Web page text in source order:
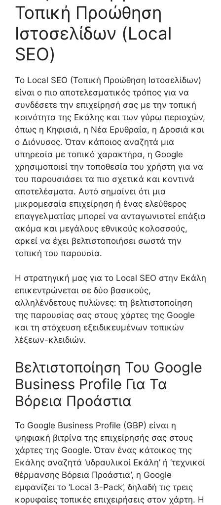
Τοπική Προώθηση
Ιστοσελίδων (Local
SEO)
Το Local SEO (Τοπική Προώθηση Ιστοσελίδων)
είναι ο πιο αποτελεσματικός τρόπος για να
συνδέσετε την επιχείρησή σας με την τοπική
κοινότητα της Εκάλης και των γύρω περιοχών,
όπως η Κηφισιά, η Νέα Ερυθραία, η Δροσιά και
ο Διόνυσος. Όταν κάποιος αναζητά μια
υπηρεσία με τοπικό χαρακτήρα, η Google
χρησιμοποιεί την τοποθεσία του χρήστη για να
του παρουσιάσει τα πιο σχετικά και κοντινά
αποτελέσματα. Αυτό σημαίνει ότι μια
μικρομεσαία επιχείρηση ή ένας ελεύθερος
επαγγελματίας μπορεί να ανταγωνιστεί επάξια
ακόμα και μεγάλους εθνικούς κολοσσούς,
αρκεί να έχει βελτιστοποιήσει σωστά την
τοπική του παρουσία.
Η στρατηγική μας για το Local SEO στην Εκάλη
επικεντρώνεται σε δύο βασικούς,
αλληλένδετους πυλώνες: τη βελτιστοποίηση
της παρουσίας σας στους χάρτες της Google
και τη στόχευση εξειδικευμένων τοπικών
λέξεων-κλειδιών.
Βελτιστοποίηση Του Google
Business Profile Για Τα
Βόρεια Προάστια
Το Google Business Profile (GBP) είναι η
ψηφιακή βιτρίνα της επιχείρησής σας στους
χάρτες της Google. Όταν ένας κάτοικος της
Εκάλης αναζητά ‘υδραυλικοί Εκάλη’ ή ‘τεχνικοί
θέρμανσης Βόρεια Προάστια’, η Google
εμφανίζει το ‘Local 3-Pack’, δηλαδή τις τρεις
κορυφαίες τοπικές επιχειρήσεις στον χάρτη. Η